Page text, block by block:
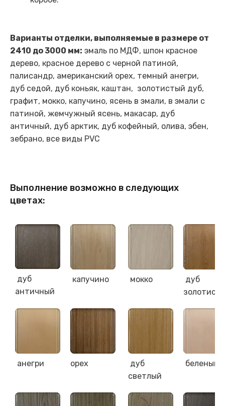
Варианты отделки, выполняемые в размере от
2410 до 3000 мм: эмаль по МДФ, шпон красное
дерево, красное дерево с черной патиной,
палисандр, американский орех, темный анегри,
дуб седой, дуб коньяк, каштан, золотистый дуб,
графит, мокко, капучино, ясень в эмали, в эмали с
патиной, жемчужный ясень, макасар, дуб
античный, дуб арктик, дуб кофейный, олива, эбен,
зебрано, все виды PVC
Выполнение возможно в следующих
цветах:
дуб
античный
капучино мокко
дуб
анегри орех
дуб
светлый
беленый